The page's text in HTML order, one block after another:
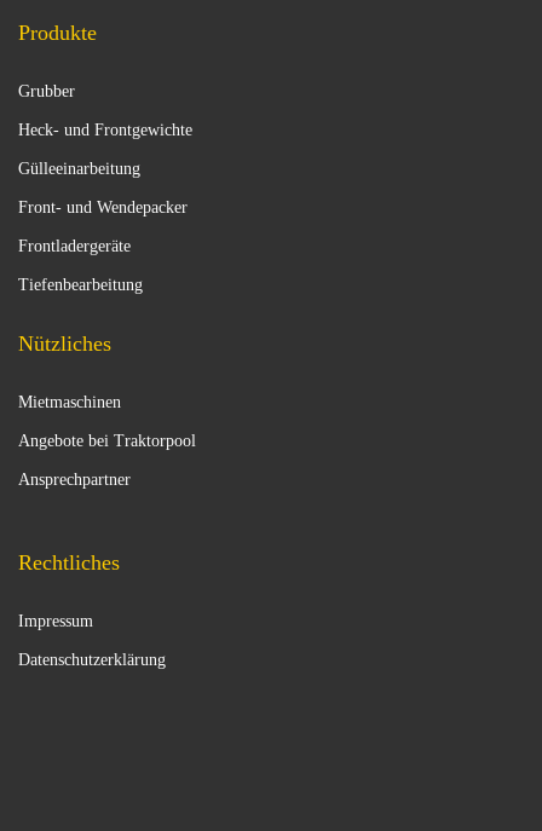
Produkte
Grubber
Heck- und Frontgewichte
Gülleeinarbeitung
Front- und Wendepacker
Frontladergeräte
Tiefenbearbeitung
Nützliches
Mietmaschinen
Angebote bei Traktorpool
Ansprechpartner
Rechtliches
Impressum
Datenschutzerklärung